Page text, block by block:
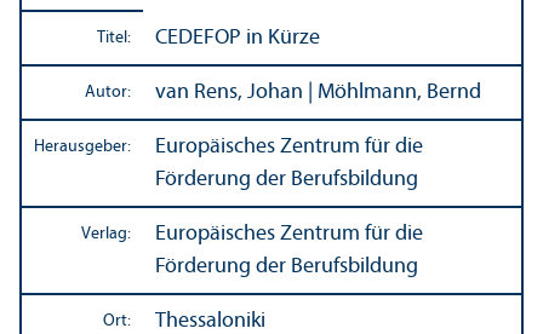
Titel: CEDEFOP in Kürze
Autor: van Rens, Johan | Möhlmann, Bernd
Herausgeber:
Europäisches Zentrum für die
Förderung der Berufsbildung
Verlag:
Europäisches Zentrum für die
Förderung der Berufsbildung
Ort: Thessaloniki